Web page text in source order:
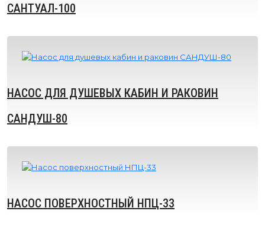
САНТУАЛ-100
НАСОС ДЛЯ ДУШЕВЫХ КАБИН И РАКОВИН
САНДУШ-80
НАСОС ПОВЕРХНОСТНЫЙ НПЦ-33